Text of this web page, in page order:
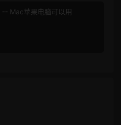
-- Mac苹果电脑可以用